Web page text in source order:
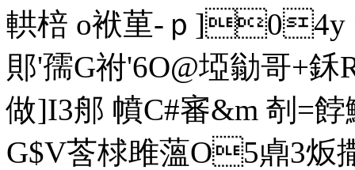
輁棓 o袱荲-ｐ
郥'孺G祔'6O@埡勜哥+
做]I3郍 幩C#審&m 剞=
G$V莟梂雎薀O5鼑3炍